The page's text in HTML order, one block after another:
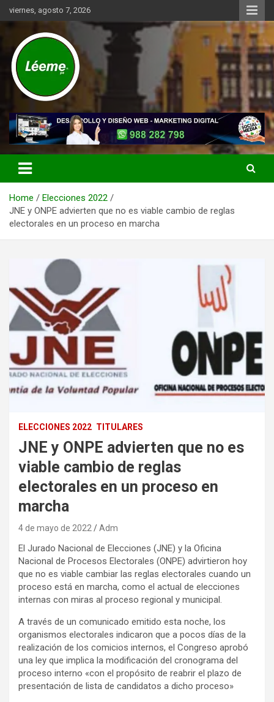
Skip
to
viernes, agosto 7, 2026
Léeme.pe
Noticias de actualidad del mundo distrital, vecinal, municipal y de
negocios a nivel de Lima Metropolitana, sin descuidar las noticias
de alcance nacional.
Home
Elecciones 2022
JNE y ONPE advierten que no es viable cambio de reglas
electorales en un proceso en marcha
ELECCIONES 2022 TITULARES
JNE y ONPE advierten que no es
viable cambio de reglas
electorales en un proceso en
marcha
4 de mayo de 2022 Adm
El Jurado Nacional de Elecciones (JNE) y la Oficina
Nacional de Procesos Electorales (ONPE) advirtieron hoy
que no es viable cambiar las reglas electorales cuando un
proceso está en marcha, como el actual de elecciones
internas con miras al proceso regional y municipal.
A través de un comunicado emitido esta noche, los
organismos electorales indicaron que a pocos días de la
realización de los comicios internos, el Congreso aprobó
una ley que implica la modificación del cronograma del
proceso interno «con el propósito de reabrir el plazo de
presentación de lista de candidatos a dicho proceso»